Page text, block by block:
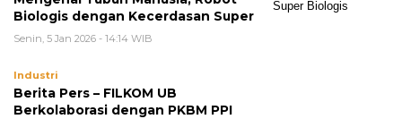
Biologis dengan Kecerdasan Super
Senin, 5 Jan 2026 - 14:14 WIB
Industri
Berita Pers – FILKOM UB
Berkolaborasi dengan PKBM PPI